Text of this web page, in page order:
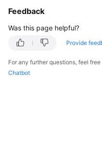
Practices
Guide
API
Feedback
Was this page helpful?
Provide
For any further questions, feel
Chatbot